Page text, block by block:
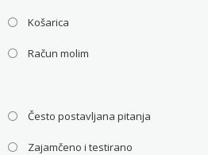
Košarica
Račun molim
Često postavljana pitanja
Zajamčeno i testirano